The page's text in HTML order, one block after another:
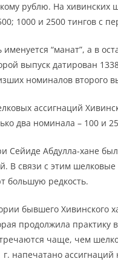
рублю. На хивинских
1000 и 2500 тингов с
именуется “манат”, а в
выпуск датирован
номиналов второго
ассигнаций
два номинала – 100 и
Абдулла-хане
В связи с этим
большую редкость.
бывшего Хивинского
продолжила
чаще, чем
напечатано